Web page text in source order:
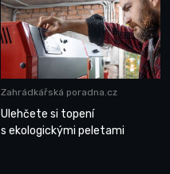
Zahrádkářská poradna.cz
Ulehčete si topení
s ekologickými peletami